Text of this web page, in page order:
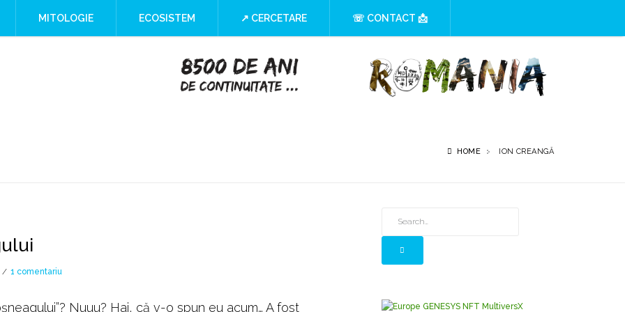
or Culture
at the Iron Gates
SPOT
MITOLOGIE ECOSISTEM ↗ CERCETARE ☏ CONTACT 📩
HOME ION CREANGĂ
1 comentariu
Nuuu? Hai, că v-o spun eu acum… A fost